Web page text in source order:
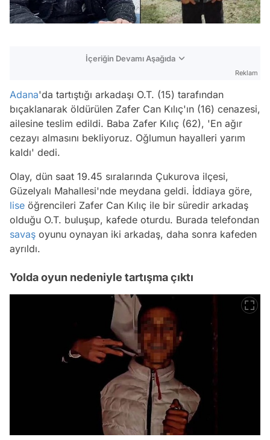
İçeriğin Devamı Aşağıda
Reklam
Adana'da tartıştığı arkadaşı O.T. (15) tarafından
bıçaklanarak öldürülen Zafer Can Kılıç'ın (16) cenazesi,
ailesine teslim edildi. Baba Zafer Kılıç (62), 'En ağır
cezayı almasını bekliyoruz. Oğlumun hayalleri yarım
kaldı' dedi.
Olay, dün saat 19.45 sıralarında Çukurova ilçesi,
Güzelyalı Mahallesi'nde meydana geldi. İddiaya göre,
lise öğrencileri Zafer Can Kılıç ile bir süredir arkadaş
olduğu O.T. buluşup, kafede oturdu. Burada telefondan
savaş oyunu oynayan iki arkadaş, daha sonra kafeden
ayrıldı.
Yolda oyun nedeniyle tartışma çıktı